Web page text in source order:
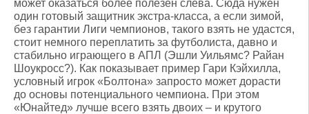
может оказаться более полезен слева. Сюда нужен
один готовый защитник экстра-класса, а если зимой,
без гарантии Лиги чемпионов, такого взять не удастся,
стоит немного переплатить за футболиста, давно и
стабильно играющего в АПЛ (Эшли Уильямс? Райан
Шоукросс?). Как показывает пример Гари Кэйхилла,
условный игрок «Болтона» запросто может дорасти
до основы потенциального чемпиона. При этом
«Юнайтед» лучше всего взять двоих – и крутого